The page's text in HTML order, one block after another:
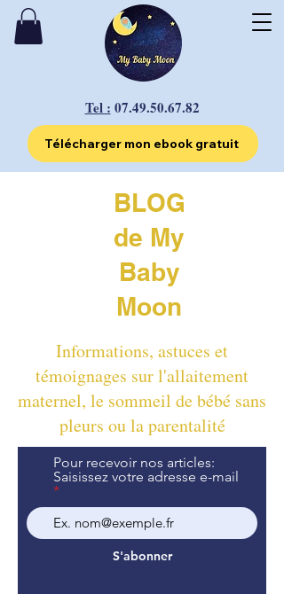
Tel : 07.49.50.67.82
Télécharger mon ebook gratuit
BLOG
de My
Baby
Moon
Informations, astuces et
témoignages sur l'allaitement
maternel, le sommeil de bébé sans
pleurs ou la parentalité
Pour recevoir nos articles:
Saisissez votre adresse e-mail
S'abonner